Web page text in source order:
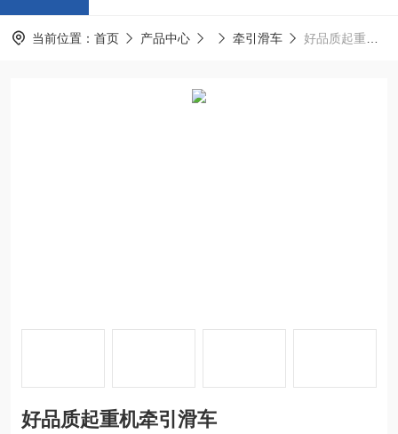
当前位置： 首页 产品中心 牵引滑车 好品质起重机牵引滑车
好品质起重机牵引滑车